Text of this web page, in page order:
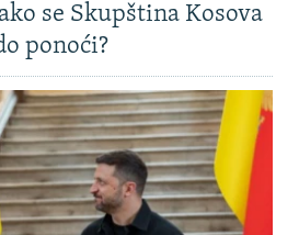
se Skupština Kosova
ponoći?